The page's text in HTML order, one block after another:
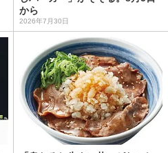
から
2026年7月30日